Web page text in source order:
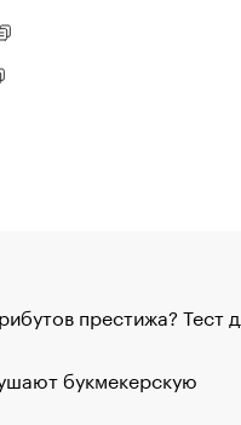
престижа? Тест
букмекерскую